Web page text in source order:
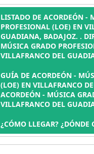
LISTADO DE ACORDEÓN -
PROFESIONAL (LOE) EN
GUADIANA, BADAJOZ. .
MÚSICA GRADO
VILLAFRANCO DEL
GUÍA DE ACORDEÓN -
(LOE) EN VILLAFRANCO
ACORDEÓN - MÚSICA
VILLAFRANCO DEL
¿CÓMO LLEGAR? ¿DÓNDE